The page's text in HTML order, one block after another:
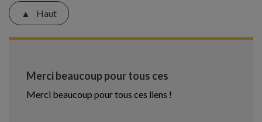
Haut
Merci beaucoup pour tous ces
Merci beaucoup pour tous ces liens !